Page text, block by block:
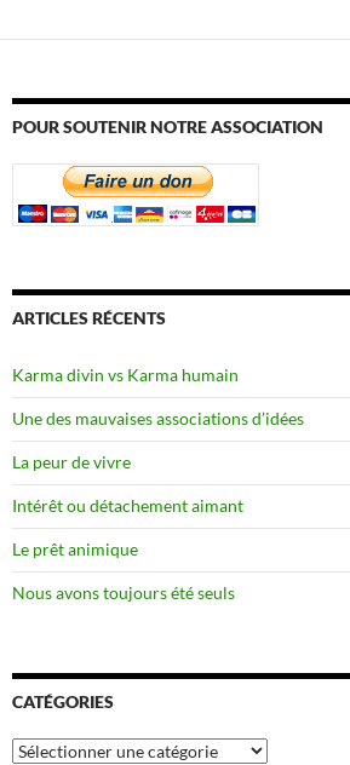
POUR SOUTENIR NOTRE ASSOCIATION
ARTICLES RÉCENTS
Karma divin vs Karma humain
Une des mauvaises associations d’idées
La peur de vivre
Intérêt ou détachement aimant
Le prêt animique
Nous avons toujours été seuls
CATÉGORIES
Catégories